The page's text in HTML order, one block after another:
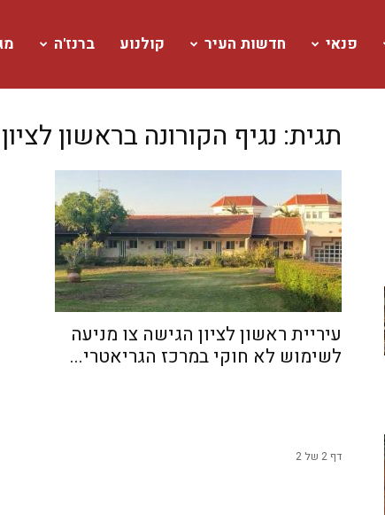
פנאי חדשות העיר קולנוע ברנז'ה
תגית: נגיף הקורונה בראשון לציון
עיריית ראשון לציון הגישה צו מניעה
לשימוש לא חוקי במרכז הגריאטרי...
דף 2 של 2